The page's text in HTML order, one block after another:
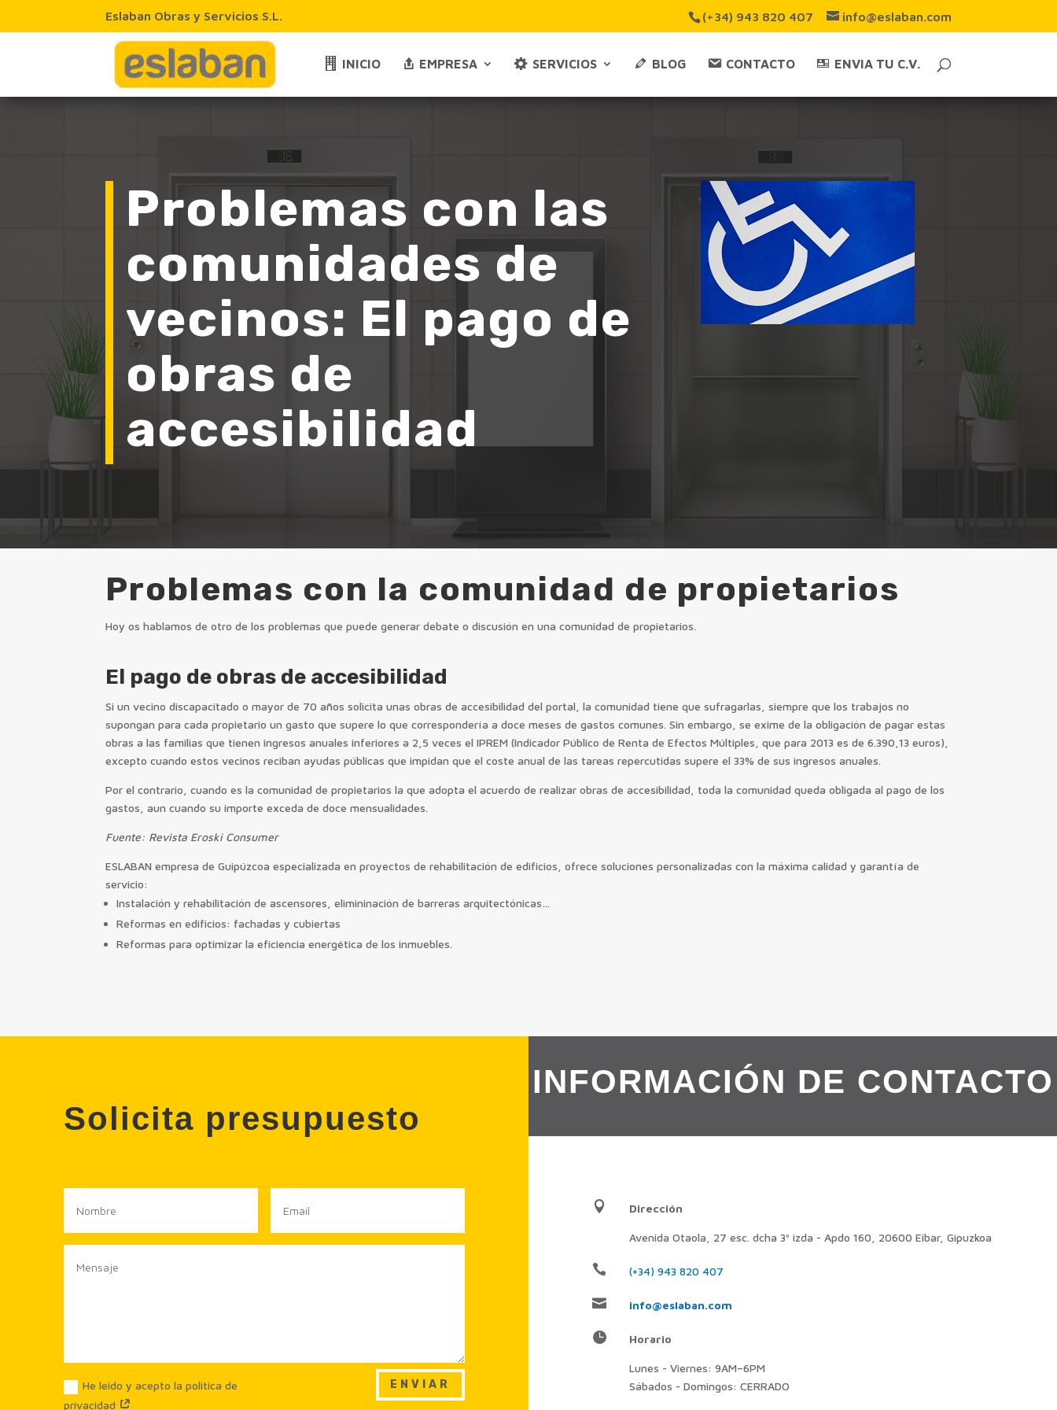
(+34) 943 820 407 info@eslaban.com
Eslaban Obras y Servicios S.L.
INICIO EMPRESA SERVICIOS BLOG CONTACTO ENVIA TU C.V.
Problemas con las
comunidades de
vecinos: El pago de
obras de
accesibilidad
Problemas con la comunidad de propietarios
Hoy os hablamos de otro de los problemas que puede generar debate o discusión en una comunidad de propietarios.
El pago de obras de accesibilidad
Si un vecino discapacitado o mayor de 70 años solicita unas obras de accesibilidad del portal, la comunidad tiene que sufragarlas, siempre que los trabajos no
supongan para cada propietario un gasto que supere lo que correspondería a doce meses de gastos comunes. Sin embargo, se exime de la obligación de pagar estas
obras a las familias que tienen ingresos anuales inferiores a 2,5 veces el IPREM (Indicador Público de Renta de Efectos Múltiples, que para 2013 es de 6.390,13 euros),
excepto cuando estos vecinos reciban ayudas públicas que impidan que el coste anual de las tareas repercutidas supere el 33% de sus ingresos anuales.
Por el contrario, cuando es la comunidad de propietarios la que adopta el acuerdo de realizar obras de accesibilidad, toda la comunidad queda obligada al pago de los
gastos, aun cuando su importe exceda de doce mensualidades.
Fuente: Revista Eroski Consumer
ESLABAN empresa de Guipúzcoa especializada en proyectos de rehabilitación de edificios, ofrece soluciones personalizadas con la máxima calidad y garantía de
servicio:
Instalación y rehabilitación de ascensores, elimininación de barreras arquitectónicas…
Reformas en edificios: fachadas y cubiertas
Reformas para optimizar la eficiencia energética de los inmuebles.
Solicita presupuesto
He leido y acepto la politica de
privacidad
ENVIAR
INFORMACIÓN DE CONTACTO
 Dirección
Avenida Otaola, 27 esc. dcha 3ª izda - Apdo 160, 20600 Eibar, Gipuzkoa
 (+34) 943 820 407
 info@eslaban.com
 Horario
Lunes - Viernes: 9AM–6PM
Sábados - Domingos: CERRADO